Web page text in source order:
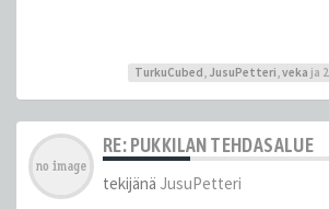
TurkuCubed JusuPetteri ,veka ja 2
RE: PUKKILAN TEHDASALUE
tekijänä JusuPetteri